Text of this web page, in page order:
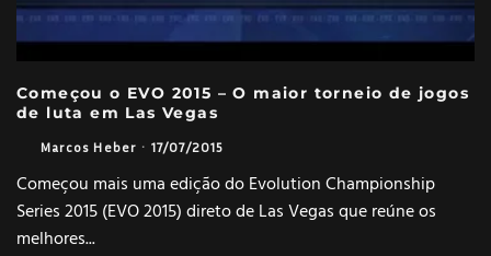
Começou o EVO 2015 – O maior torneio de jogos
de luta em Las Vegas
Marcos Heber · 17/07/2015
Começou mais uma edição do Evolution Championship
Series 2015 (EVO 2015) direto de Las Vegas que reúne os
melhores...